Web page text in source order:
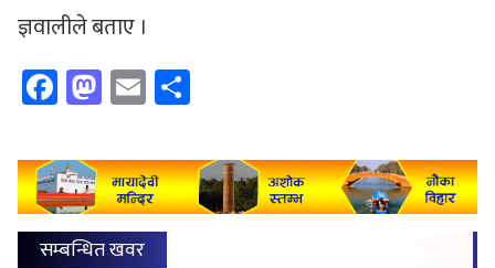
ज्ञवालीले बताए ।
Facebook
Mastodon
Email
सम्बन्धित खवर